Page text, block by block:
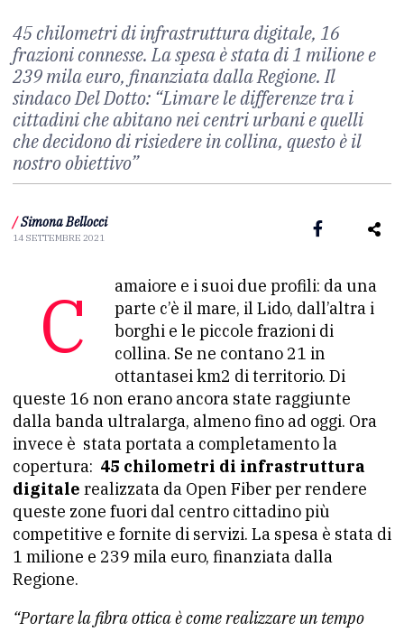
45 chilometri di infrastruttura digitale, 16
frazioni connesse. La spesa è stata di 1 milione e
239 mila euro, finanziata dalla Regione. Il
sindaco Del Dotto: “Limare le differenze tra i
cittadini che abitano nei centri urbani e quelli
che decidono di risiedere in collina, questo è il
nostro obiettivo”
/ Simona Bellocci
14 SETTEMBRE 2021
Camaiore e i suoi due profili: da una
parte c’è il mare, il Lido, dall’altra i
borghi e le piccole frazioni di
collina. Se ne contano 21 in
ottantasei km2 di territorio. Di
queste 16 non erano ancora state raggiunte
dalla banda ultralarga, almeno fino ad oggi. Ora
invece è stata portata a completamento la
copertura: 45 chilometri di infrastruttura
digitale realizzata da Open Fiber per rendere
queste zone fuori dal centro cittadino più
competitive e fornite di servizi. La spesa è stata di
1 milione e 239 mila euro, finanziata dalla
Regione.
“Portare la fibra ottica è come realizzare un tempo